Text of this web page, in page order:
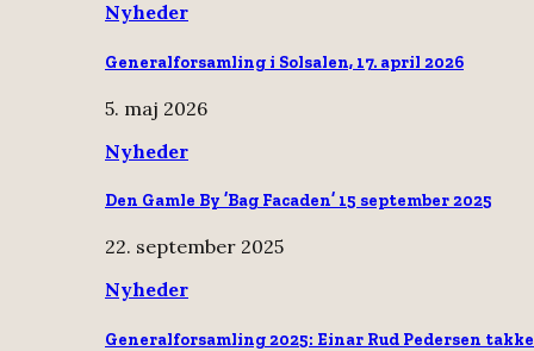
Nyheder
Generalforsamling i Solsalen, 17. april 2026
5. maj 2026
Nyheder
Den Gamle By ’Bag Facaden’ 15 september 2025
22. september 2025
Nyheder
Generalforsamling 2025: Einar Rud Pedersen